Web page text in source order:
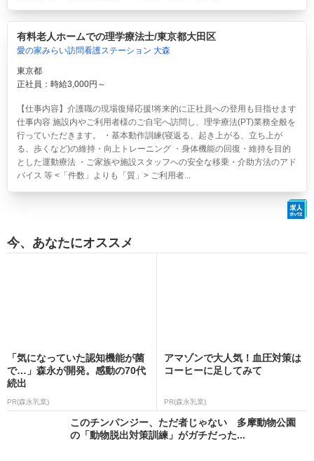
有料老人ホームでの理学療法士/東京都大田区
愛の家みらい訪問看護ステーション 大森
東京都
正社員：時給3,000円～
【仕事内容】介護職の現場復帰応援!将来的に正社員への登用も目指せます
仕事内容 施設内やご利用者様のご自宅へ訪問し、理学療法(PT)業務全般を
行っていただきます。 ・基本動作訓練(寝返る、起き上がる、立ち上が
る、歩くなど)の維持・向上トレーニング ・身体機能の回復・維持を目的
とした運動療法 ・ご家族や施設スタッフへの安全な移乗・介助方法のアド
バイス 等 <「件数」よりも「質」> ご利用者...
今、あなたにオススメ
「気になっていた認知機能が菌
で…」森永が開発。感動の70代
続出
PR(森永乳業)
アマゾンで大人気！血圧対策は
コーヒーに足してみて
PR(森永乳業)
このチンパンジー、ただ者じゃない 多摩動物公園
の「動物脱出対策訓練」がガチだった...